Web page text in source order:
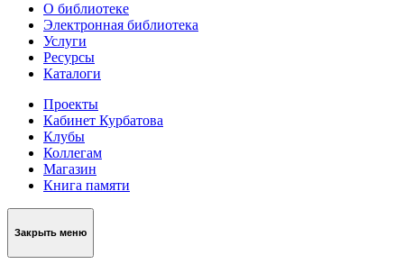
О библиотеке
Электронная библиотека
Услуги
Ресурсы
Каталоги
Проекты
Кабинет Курбатова
Клубы
Коллегам
Магазин
Книга памяти
Закрыть меню